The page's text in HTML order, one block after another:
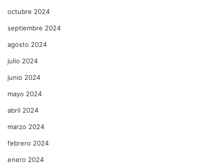
octubre 2024
septiembre 2024
agosto 2024
julio 2024
junio 2024
mayo 2024
abril 2024
marzo 2024
febrero 2024
enero 2024